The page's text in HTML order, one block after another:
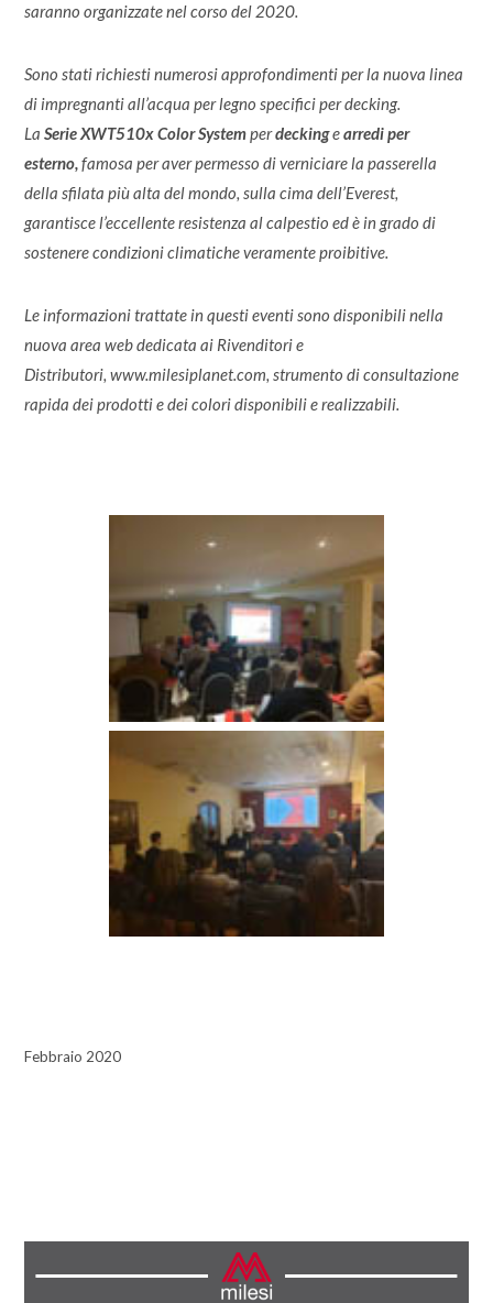
saranno organizzate nel corso del 2020.
Sono stati richiesti numerosi approfondimenti per la nuova linea
di impregnanti all’acqua per legno specifici per decking.
LaSerie XWT510x Color Systemperdeckingearredi per
esterno,famosa per aver permesso di verniciare la passerella
della sfilata più alta del mondo, sulla cima dell’Everest,
garantisce l’eccellente resistenza al calpestio ed è in grado di
sostenere condizioni climatiche veramente proibitive.
Le informazioni trattate in questi eventi sono disponibili nella
nuova area web dedicata ai Rivenditori e
Distributori,www.milesiplanet.com, strumento di consultazione
rapida dei prodotti e dei colori disponibili e realizzabili.
Febbraio 2020